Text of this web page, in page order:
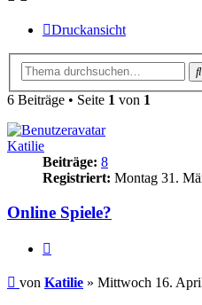
Druckansicht
6 Beiträge • Seite 1 von 1
Katilie
Beiträge: 8
Registriert: Montag 31.
Online Spiele?
Beitrag
von Katilie » Mittwoch 16.